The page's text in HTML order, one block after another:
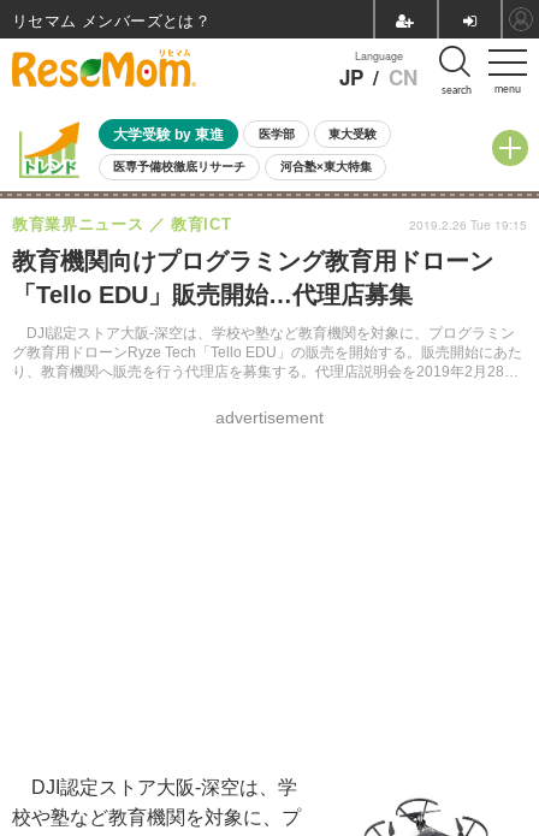
menu
Language
JP / CN search
大学受験 by 東進 医学部 東大受験
医専予備校徹底リサーチ 河合塾×東大特集
親子で考える大学選び 高校受験 中学受験 小学校受験
共通テスト 夏休み 8月開催学校説明会・相談会
8月開催イベント・WS 全国公立高校 過去問 人気記事
自由研究教材（小学生向け） 自由研究教材（中学生向け） ランキング
教育機関向けプログラミング教育用ドローン
「Tello EDU」販売開始…代理店募集
DJI認定ストア大阪-深空は、学校や塾など教育機関を対象に、プログラミン
グ教育用ドローンRyze Tech「Tello EDU」の販売を開始する。販売開始にあた
り、教育機関へ販売を行う代理店を募集する。代理店説明会を2019年2月28日
教育業界ニュース 教育ICT
advertisement
2019.2.26 Tue 19:15
DJI認定ストア大阪-深空は、学
校や塾など教育機関を対象に、プ
リセマム メンバーズ